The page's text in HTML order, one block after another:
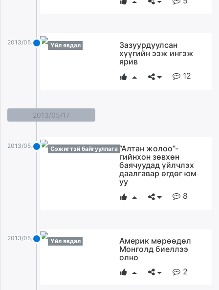
2013/05/19 Үйл явдал
Зазуурдуулсан
хүүгийн ээж ингэж
ярив
12
2013/05/17
2013/05/17 Сэжигтэй байгууллага “Алтан жолоо”-
гийнхон зөвхөн
баячуудад үйлчлэх
даалгавар өгдөг юм
уу
8
2013/05/17 Үйл явдал
Америк мөрөөдөл
Монголд биеллээ
олно
2